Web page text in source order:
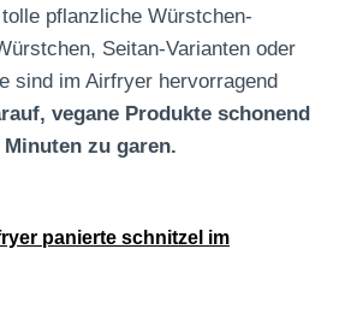
pflanzliche Würstchen-
Seitan-Varianten oder
sind im Airfryer hervorragend
vegane Produkte schonend
Minuten zu garen.
panierte schnitzel im